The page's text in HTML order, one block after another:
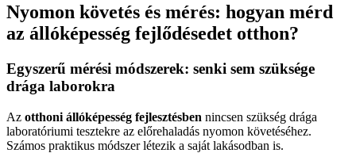
Nyomon követés és mérés: hogyan mérd
az állóképesség fejlődésedet otthon?
Egyszerű mérési módszerek: senki sem szüksége
drága laborokra
Az otthoni állóképesség fejlesztésben nincsen szükség drága
laboratóriumi tesztekre az előrehaladás nyomon követéséhez.
Számos praktikus módszer létezik a saját lakásodban is.